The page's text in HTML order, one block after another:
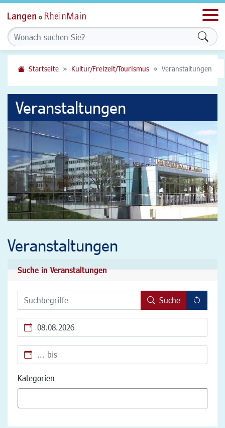
Startseite Kultur/Freizeit/Tourismus Veranstaltungen
Veranstaltungen
Veranstaltungen
Suche in Veranstaltungen
Suche
Kalendertag
Kalendertag
Kategorien